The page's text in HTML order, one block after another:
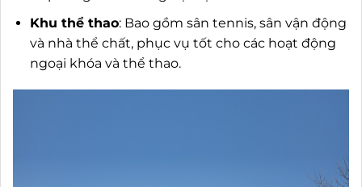
Khu thể thao: Bao gồm sân tennis, sân vận động
và nhà thể chất, phục vụ tốt cho các hoạt động
ngoại khóa và thể thao.